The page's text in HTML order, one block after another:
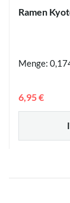
Ramen
Menge:
6,95 €